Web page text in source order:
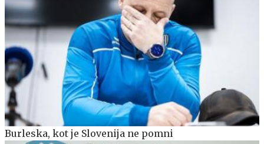
Burleska, kot je Slovenija ne pomni